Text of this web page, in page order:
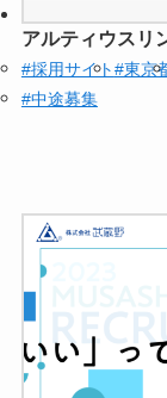
アルティウスリ
#採用サイト#東京
#中途募集